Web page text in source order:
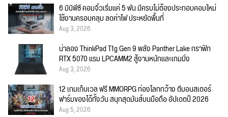
6 มินิพีซี คอมจิ๋วเริ่มแค่ 5 พัน มีครบไม่ต้องประกอบคอมใหม่
ใช้งานครอบคลุม ลดค่าไฟ ประหยัดพื้นที่
Aug 3, 2026
น่าลอง ThinkPad T1g Gen 9 พลัง Panther Lake กราฟิก
RTX 5070 แรม LPCAMM2 สู้งานหนักและเกมมิ่ง
Aug 3, 2026
12 เกมเก็บเวล ฟรี MMORPG ท่องโลกกว้าง ตีมอนสเตอร์
ฟาร์มของได้ทั้งวัน สนุกสุดมันส์บนมือถือ อัปเดตปี 2026
Aug 5, 2026